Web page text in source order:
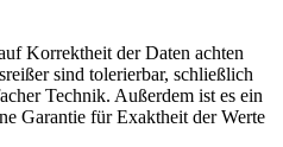
Korrektheit der Daten achten
sind tolerierbar, schließlich
Technik. Außerdem ist es ein
Garantie für Exaktheit der Werte